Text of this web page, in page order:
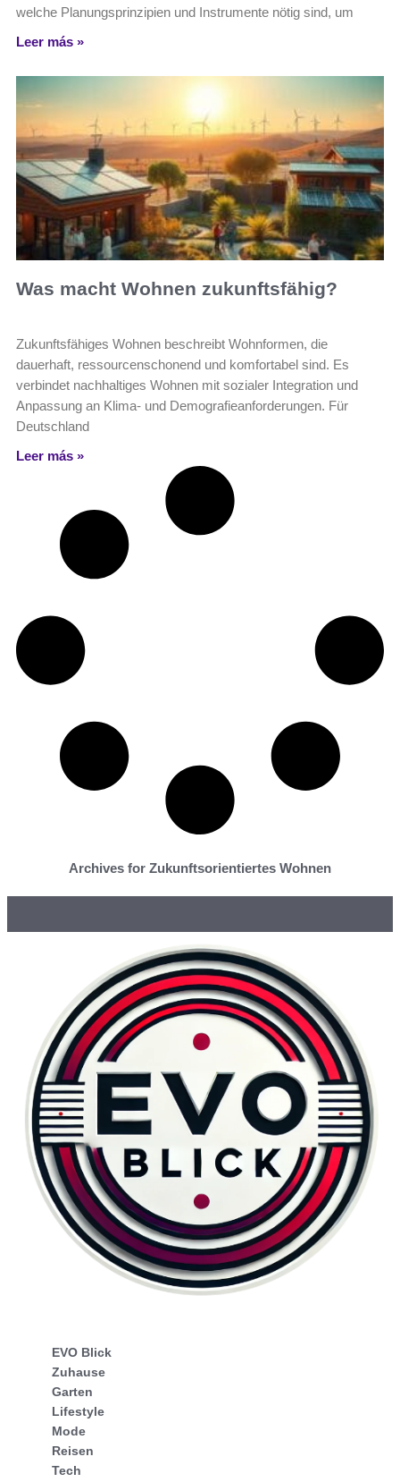
welche Planungsprinzipien und Instrumente nötig sind, um
Leer más »
Was macht Wohnen zukunftsfähig?
Zukunftsfähiges Wohnen beschreibt Wohnformen, die
dauerhaft, ressourcenschonend und komfortabel sind. Es
verbindet nachhaltiges Wohnen mit sozialer Integration und
Anpassung an Klima- und Demografieanforderungen. Für
Deutschland
Leer más »
Archives for Zukunftsorientiertes Wohnen
EVO Blick
Zuhause
Garten
Lifestyle
Mode
Reisen
Tech